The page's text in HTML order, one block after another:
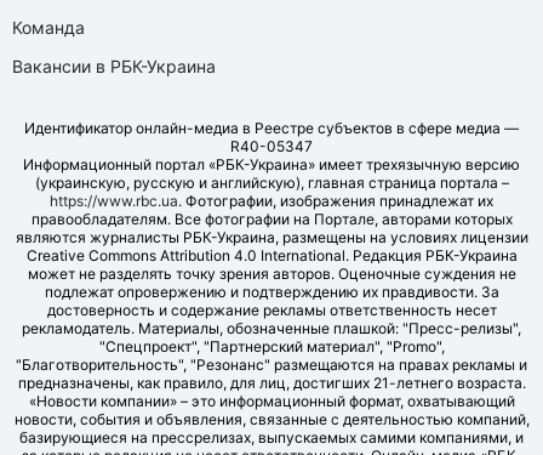
Команда
Вакансии в РБК-Украина
Идентификатор онлайн-медиа в Реестре субъектов в сфере медиа —
R40-05347
Информационный портал «РБК-Украина» имеет трехязычную версию
(украинскую, русскую и английскую), главная страница портала –
https://www.rbc.ua. Фотографии, изображения принадлежат их
правообладателям. Все фотографии на Портале, авторами которых
являются журналисты РБК-Украина, размещены на условиях лицензии
Creative Commons Attribution 4.0 International. Редакция РБК-Украина
может не разделять точку зрения авторов. Оценочные суждения не
подлежат опровержению и подтверждению их правдивости. За
достоверность и содержание рекламы ответственность несет
рекламодатель. Материалы, обозначенные плашкой: "Пресс-релизы",
"Спецпроект", "Партнерский материал", "Promo",
"Благотворительность", "Резонанс" размещаются на правах рекламы и
предназначены, как правило, для лиц, достигших 21-летнего возраста.
«Новости компании» – это информационный формат, охватывающий
новости, события и объявления, связанные с деятельностью компаний,
базирующиеся на прессрелизах, выпускаемых самими компаниями, и